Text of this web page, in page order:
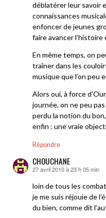
déblatérer leur savoir
connaissances
enfoncer de jeunes
faire avancer l’histoire
En même temps, on
traîner dans les
musique que l’on peu
Alors oui, à force
journée, on ne peu
perdu la notion du
enfin : une vraie
Répondre
CHOUCHANE
dit :
27 avril 2010 à 23 h 05 min
loin de tous les
je me suis réjouie de
du bien, comme dit